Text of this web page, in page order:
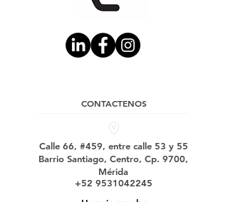
CONTACTENOS
Calle 66, #459, entre calle 53 y 55
Barrio Santiago, Centro, Cp. 9700,
Mérida
+52 9531042245